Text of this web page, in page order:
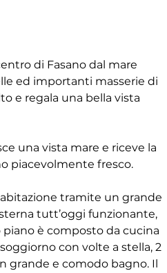
di Fasano dal mare
ed importanti masserie di
e regala una bella vista
piacevolmente fresco.
tutt’oggi funzionante,
è composto da cucina
con volte a stella, 2
grande e comodo bagno. Il